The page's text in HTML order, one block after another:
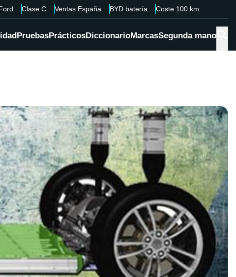
Clase C Ventas España BYD batería Coste 100 km
PruebasPrácticosDiccionarioMarcasSegunda mano